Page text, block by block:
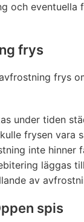
och eventuella
frys
frys
under tiden
frysen vara
inte hinner
läggas
av
spis